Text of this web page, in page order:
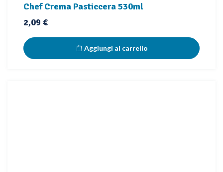
Chef Crema Pasticcera 530ml
Prezzo
2,09 €
Aggiungi al carrello